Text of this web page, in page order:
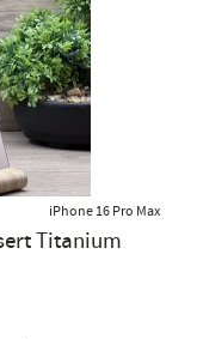
iPhone 16 Pro Max
Titanium